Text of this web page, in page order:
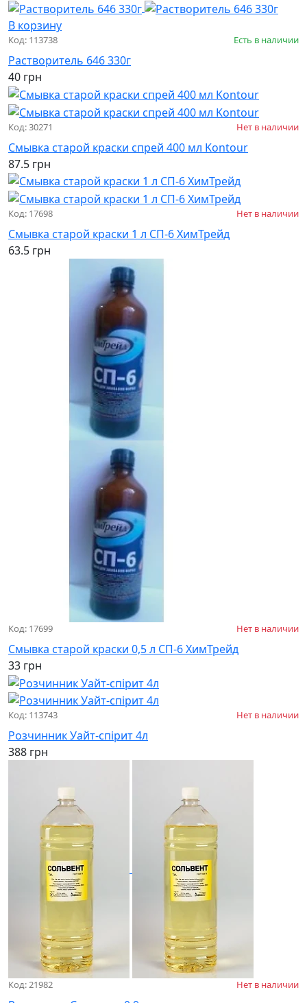
В корзину
Код: 113738 Есть в наличии
Растворитель 646 330г
40 грн
Код: 30271 Нет в наличии
Смывка старой краски спрей 400 мл Kontour
87.5 грн
Код: 17698 Нет в наличии
Смывка старой краски 1 л СП-6 ХимТрейд
63.5 грн
Код: 17699 Нет в наличии
Смывка старой краски 0,5 л СП-6 ХимТрейд
33 грн
Код: 113743 Нет в наличии
Розчинник Уайт-спірит 4л
388 грн
Код: 21982 Нет в наличии